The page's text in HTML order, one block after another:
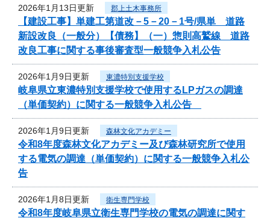
2026年1月13日更新 郡上土木事務所
【建設工事】単建工第道改－5－20－1号/県単 道路
新設改良（一般分）【債務】（一）惣則高鷲線 道路
改良工事に関する事後審査型一般競争入札公告
2026年1月9日更新 東濃特別支援学校
岐阜県立東濃特別支援学校で使用するLPガスの調達
（単価契約）に関する一般競争入札公告
2026年1月9日更新 森林文化アカデミー
令和8年度森林文化アカデミー及び森林研究所で使用
する電気の調達（単価契約）に関する一般競争入札公
告
2026年1月8日更新 衛生専門学校
令和8年度岐阜県立衛生専門学校の電気の調達に関す